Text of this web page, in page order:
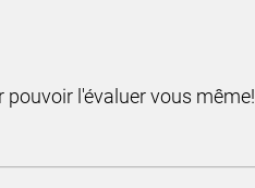
pouvoir l'évaluer vous même!